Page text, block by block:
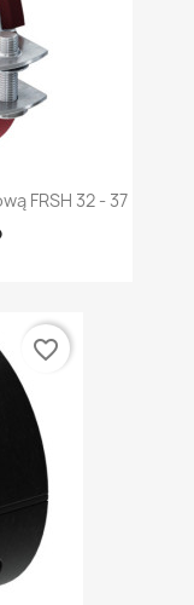
FRSH 32 - 37
favorite_border